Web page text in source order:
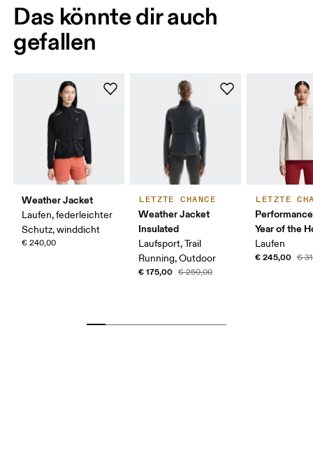
Das könnte dir auch
gefallen
Weather Jacket
Laufen, federleichter
Schutz, winddicht
€ 240,00
LETZTE CHANCE
Weather Jacket
Insulated
Laufsport, Trail
Running, Outdoor
€ 175,00 € 250,00
LETZTE
Year of the
Laufen
€ 245,00 €